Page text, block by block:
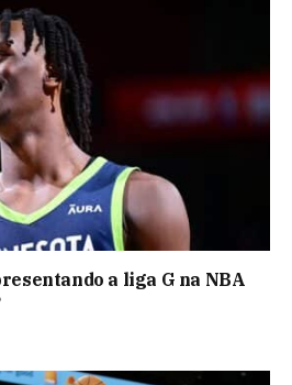
a liga G na NBA